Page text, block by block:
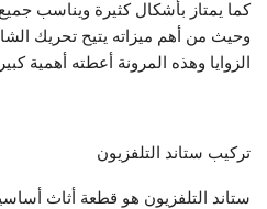
كما يمتاز بأشكال كثيرة ويناسب
وحيث من أهم ميزاته يتيح تحريك
الزوايا وهذه المرونة أعطته أهمية
تركيب ستاند التلفزيون
ستاند التلفزيون هو قطعة أثاث